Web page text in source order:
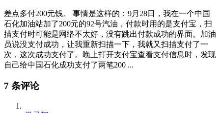
差点多付200元钱。 事情是这样的：9月28日，我在一个中国
石化加油站加了200元的92号汽油，付款时用的是支付宝，扫
描支付时可能是网络不太好，没有跳出付款成功的界面。加油
员说没支付成功，让我重新扫描一下，我就又扫描支付了一
次，这次成功支付了。晚上打开支付宝查看支付信息时，发现
自己给中国石化成功支付了两笔200 ...
7 条评论